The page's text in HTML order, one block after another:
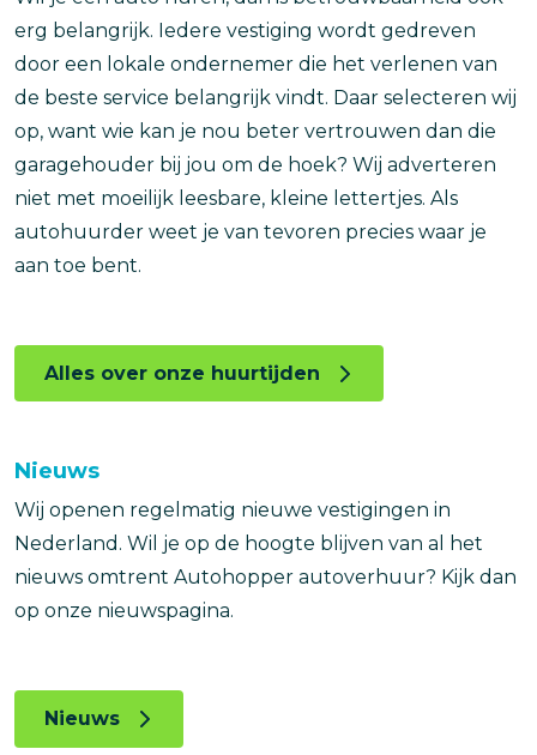
erg belangrijk. Iedere vestiging wordt gedreven
door een lokale ondernemer die het verlenen van
de beste service belangrijk vindt. Daar selecteren wij
op, want wie kan je nou beter vertrouwen dan die
garagehouder bij jou om de hoek? Wij adverteren
niet met moeilijk leesbare, kleine lettertjes. Als
autohuurder weet je van tevoren precies waar je
aan toe bent.
Alles over onze huurtijden
Nieuws
Wij openen regelmatig nieuwe vestigingen in
Nederland. Wil je op de hoogte blijven van al het
nieuws omtrent Autohopper autoverhuur? Kijk dan
op onze nieuwspagina.
Nieuws